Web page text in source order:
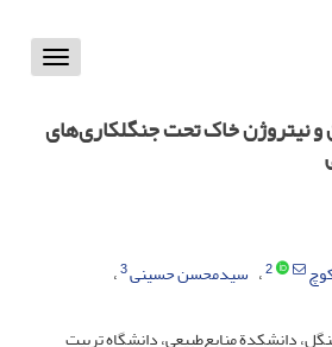
Toggle
و نیتروژن خاک تحت جنگلکاری‌های
2 سیدمحسن حسینی3
دانشکدة منابع‌طبیعی، دانشگاه تربیت